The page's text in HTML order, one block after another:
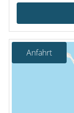
Anfahrt